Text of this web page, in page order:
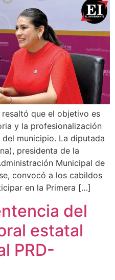
que el objetivo es
y la profesionalización
municipio. La diputada
presidenta de la
Municipal de
convocó a los cabildos
en la Primera […]
del
estatal
PRD-